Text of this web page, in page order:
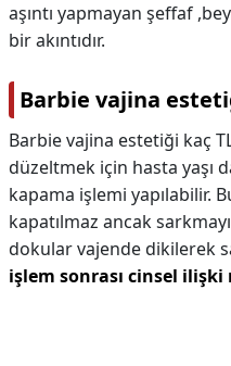
aşıntı yapmayan şeffaf
bir akıntıdır.
Barbie vajina
Barbie vajina estetiği kaç
düzeltmek için hasta yaşı
kapama işlemi yapılabilir.
kapatılmaz ancak
dokular vajende dikilerek
işlem sonrası cinsel